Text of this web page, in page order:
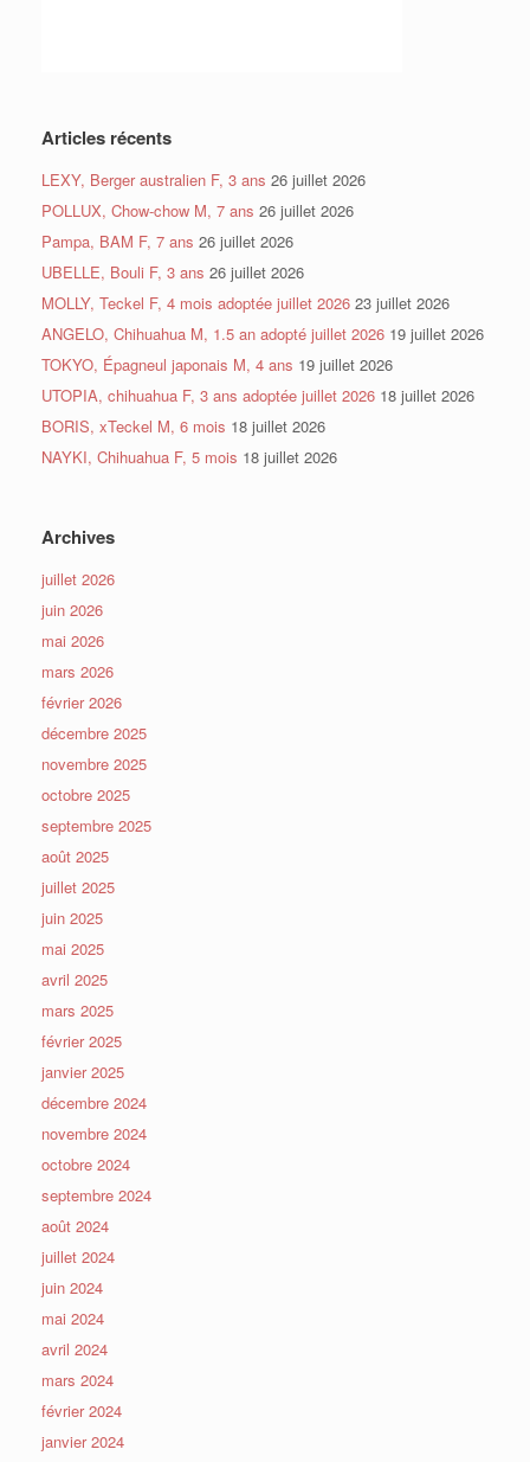
Articles récents
LEXY, Berger australien F, 3 ans 26 juillet 2026
POLLUX, Chow-chow M, 7 ans 26 juillet 2026
Pampa, BAM F, 7 ans 26 juillet 2026
UBELLE, Bouli F, 3 ans 26 juillet 2026
MOLLY, Teckel F, 4 mois adoptée juillet 2026 23 juillet 2026
ANGELO, Chihuahua M, 1.5 an adopté juillet 2026 19 juillet 2026
TOKYO, Épagneul japonais M, 4 ans 19 juillet 2026
UTOPIA, chihuahua F, 3 ans adoptée juillet 2026 18 juillet 2026
BORIS, xTeckel M, 6 mois 18 juillet 2026
NAYKI, Chihuahua F, 5 mois 18 juillet 2026
Archives
juillet 2026
juin 2026
mai 2026
mars 2026
février 2026
décembre 2025
novembre 2025
octobre 2025
septembre 2025
août 2025
juillet 2025
juin 2025
mai 2025
avril 2025
mars 2025
février 2025
janvier 2025
décembre 2024
novembre 2024
octobre 2024
septembre 2024
août 2024
juillet 2024
juin 2024
mai 2024
avril 2024
mars 2024
février 2024
janvier 2024